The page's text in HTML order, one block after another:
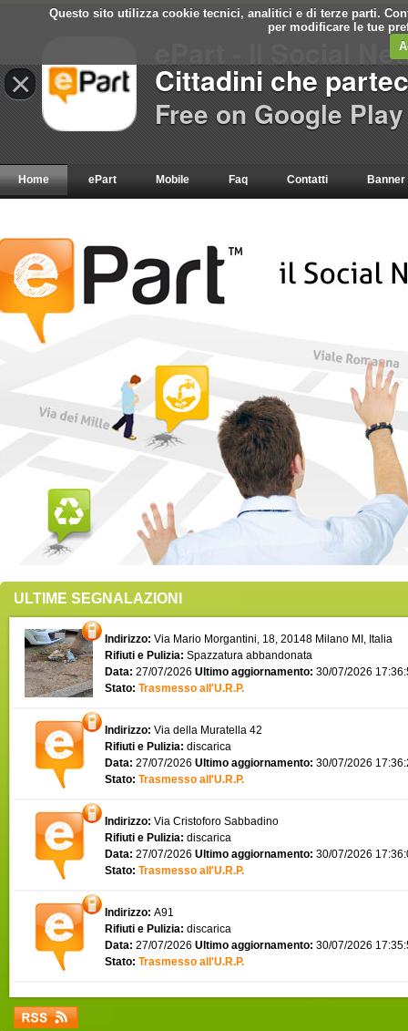
Questo sito utilizza cookie tecnici, analitici e di terze parti.
per modificare le tue
Home ePart Mobile Faq Contatti Banner
ULTIME SEGNALAZIONI
Indirizzo: Via Mario Morgantini, 18, 20148 Milano MI, Italia
Rifiuti e Pulizia: Spazzatura abbandonata
Data: 27/07/2026 Ultimo aggiornamento: 30/07/2026
Stato: Trasmesso all'U.R.P.
Indirizzo: Via della Muratella 42
Rifiuti e Pulizia: discarica
Data: 27/07/2026 Ultimo aggiornamento: 30/07/2026
Stato: Trasmesso all'U.R.P.
Indirizzo: Via Cristoforo Sabbadino
Rifiuti e Pulizia: discarica
Data: 27/07/2026 Ultimo aggiornamento: 30/07/2026
Stato: Trasmesso all'U.R.P.
Indirizzo: A91
Rifiuti e Pulizia: discarica
Data: 27/07/2026 Ultimo aggiornamento: 30/07/2026
Stato: Trasmesso all'U.R.P.
×
ePart - Il Social
Cittadini che
Free on Google Play